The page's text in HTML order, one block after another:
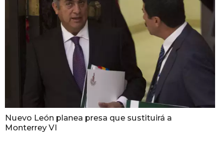
Nuevo León planea presa que sustituirá a
Monterrey VI